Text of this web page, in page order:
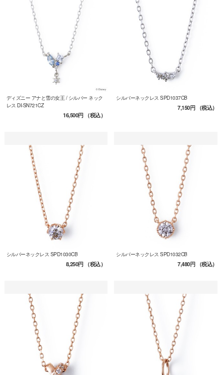
ディズニー アナと雪の女王 / シルバー ネック
レス DI-SN721CZ
16,500円（税込）
シルバーネックレス SPD1037CB
7,150円（税込）
シルバーネックレス SPD1030CB
8,250円（税込）
シルバーネックレス SPD1032CB
7,480円（税込）